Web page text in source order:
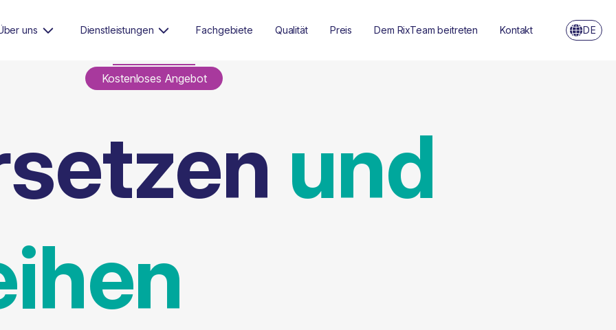
uns Dienstleistungen Fachgebiete Qualität Preis Dem RixTeam beitreten Kontakt DE
Kostenloses Angebot
und